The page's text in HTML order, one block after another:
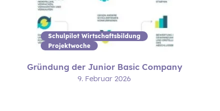
Schulpilot Wirtschaftsbildung
Projektwoche
Gründung der Junior Basic Company
9. Februar 2026